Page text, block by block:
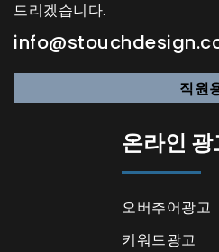
드리겠습니다.
직원
온라인 광
오버추어광고
키워드광고